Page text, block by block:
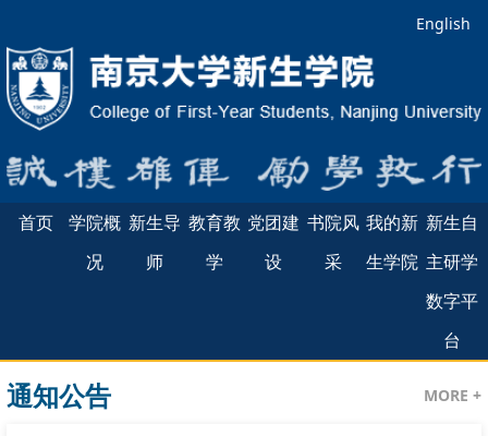
English
首页
学院概
况
新生导
师
教育教
学
党团建
设
书院风
采
我的新
生学院
新生自
主研学
数字平
台
通知公告 MORE +